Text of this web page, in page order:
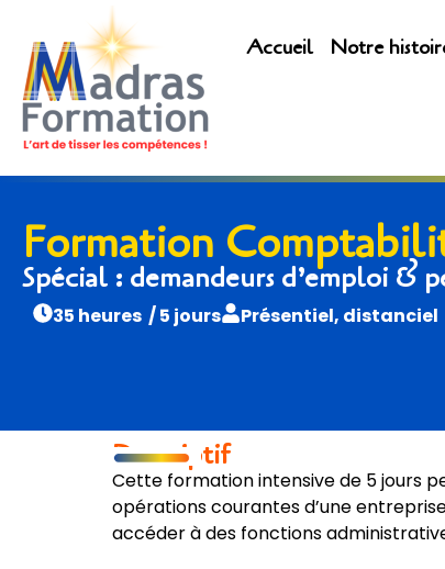
Accueil Notre
Formation
Spécial : demandeurs d’emploi &
35 heures / 5 jours Présentiel, distanciel
Descriptif
Cette formation intensive de 5 jours
opérations courantes d’une
accéder à des fonctions